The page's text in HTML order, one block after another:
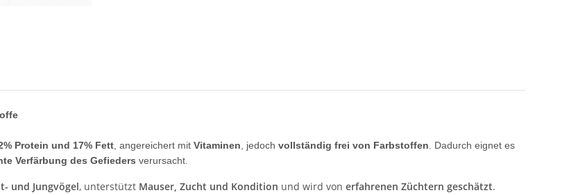
Protein und 17% Fett, angereichert mit Vitaminen, jedoch vollständig frei von Farbstoffen. Dadurch eignet es
Verfärbung des Gefieders verursacht.
und Jungvögel, unterstützt Mauser, Zucht und Kondition und wird von erfahrenen Züchtern geschätzt.